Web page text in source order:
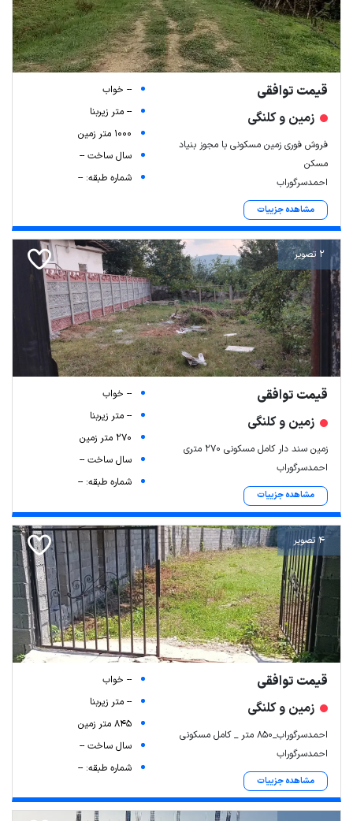
قیمت توافقی
زمین و کلنگی
فروش فوری زمین مسکونی با مجوز بنیاد
مسکن
احمدسرگوراب
مشاهده جزییات
-- خواب
-- متر زیربنا
1000 متر زمین
سال ساخت --
شماره طبقه: --
2 تصویر
قیمت توافقی
زمین و کلنگی
زمین سند دار کامل مسکونی 270 متری
احمدسرگوراب
مشاهده جزییات
-- خواب
-- متر زیربنا
270 متر زمین
سال ساخت --
شماره طبقه: --
4 تصویر
قیمت توافقی
زمین و کلنگی
احمدسرگوراب_۸۵۰ متر _ کامل مسکونی
احمدسرگوراب
مشاهده جزییات
-- خواب
-- متر زیربنا
845 متر زمین
سال ساخت --
شماره طبقه: --